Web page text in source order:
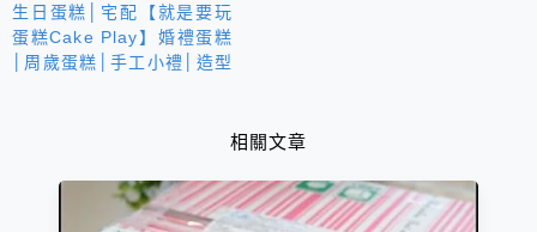
生日蛋糕│宅配【就是要玩
蛋糕Cake Play】婚禮蛋糕
│周歲蛋糕│手工小禮│造型
相關文章